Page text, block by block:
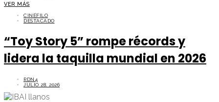
VER MÁS
CINÉFILO
DESTACADO
“Toy Story 5” rompe récords y
lidera la taquilla mundial en 2026
RDN4
JULIO 28, 2026